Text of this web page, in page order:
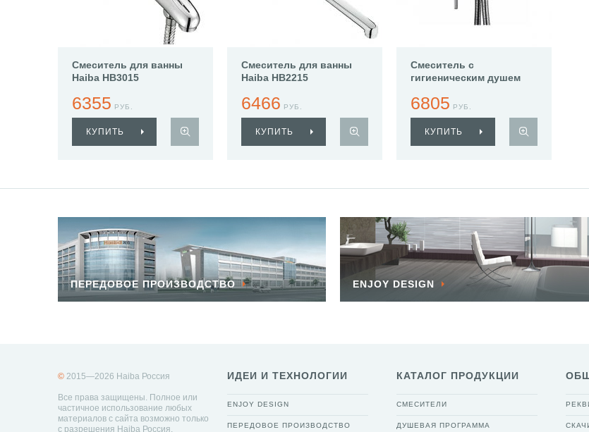
Смеситель для ванны
Haiba HB3015
6355 РУБ.
КУПИТЬ
Смеситель для ванны
Haiba HB2215
6466 РУБ.
КУПИТЬ
Смеситель с
гигиеническим душем
6805 РУБ.
КУПИТЬ
ПЕРЕДОВОЕ ПРОИЗВОДСТВО ENJOY DESIGN
© 2015—2026 Haiba Россия
Все права защищены. Полное или
частичное использование любых
материалов с сайта возможно только
с разрешения Haiba Россия.
ИДЕИ И ТЕХНОЛОГИИ
ENJOY DESIGN
ПЕРЕДОВОЕ ПРОИЗВОДСТВО
КАТАЛОГ ПРОДУКЦИИ
СМЕСИТЕЛИ
ДУШЕВАЯ ПРОГРАММА